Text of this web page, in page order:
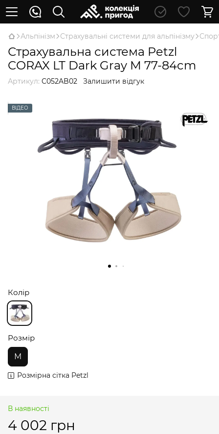
Альпінізм Страхувальні системи для альпінізму
Страхувальна система Petzl
CORAX LT Dark Gray M 77-84cm
Артикул: C052AB02 Залишити відгук
ВІДЕО
Колір
Розмір
M
Розмірна сітка Petzl
В наявності
4 002 грн